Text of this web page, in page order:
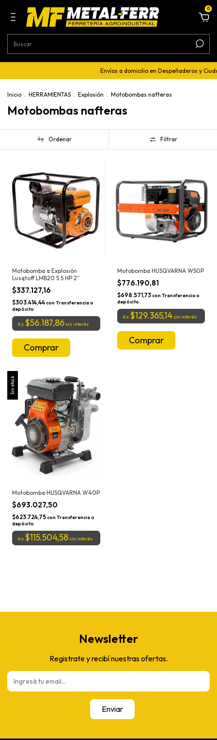
0
Envíos a domicilio en Despeñaderos y Ciudad
Inicio . HERRAMIENTAS . Explosión . Motobombas nafteras
Motobombas nafteras
Ordenar Filtrar
Motobomba a Explosión
Lusqtoff LMB20 5.5 HP 2”
$337.127,16
$303.414,44con Transferencia o
depósito
6x $56.187,86 sin interés
Motobomba HUSQVARNA W50P
$776.190,81
$698.571,73con Transferencia o
depósito
6x $129.365,14 sin interés
Sin stock
Motobomba HUSQVARNA W40P
$693.027,50
$623.724,75con Transferencia o
depósito
6x $115.504,58 sin interés
Newsletter
Registrate y recibí nuestras ofertas.